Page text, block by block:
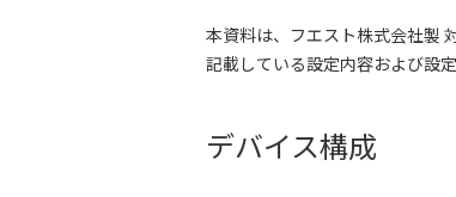
本資料は、フエスト株式会社製
記載している設定内容および設
デバイス構成